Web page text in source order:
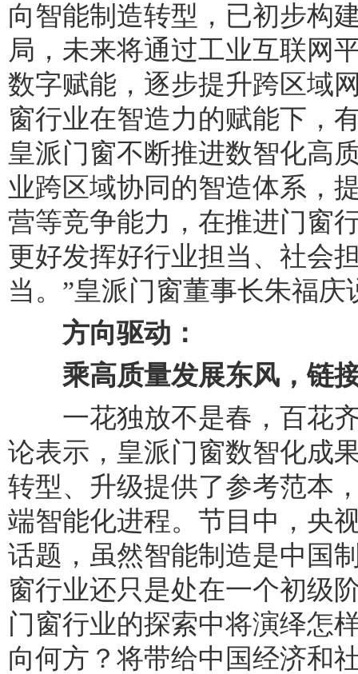
向智能制造转型，已初步构
局，未来将通过工业互联网
数字赋能，逐步提升跨区域
窗行业在智造力的赋能下，
皇派门窗不断推进数智化高
业跨区域协同的智造体系，
营等竞争能力，在推进门窗
更好发挥好行业担当、社会
当。”皇派门窗董事长朱福庆
方向驱动：
乘高质量发展东风 ，链
一花独放不是春，百花齐
论表示，皇派门窗数智化成
转型、升级提供了参考范本
端智能化进程。节目中，央
话题，虽然智能制造是中国
窗行业还只是处在一个初级
门窗行业的探索中将演绎怎
向何方？将带给中国经济和